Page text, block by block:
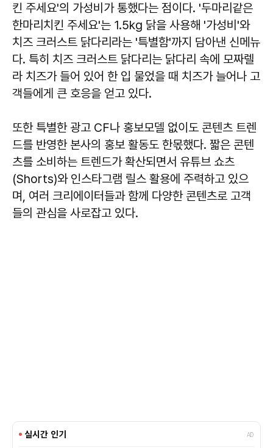
킨 주세요'의 가성비가 통했다는 점이다. '두마리같은
한마리치킨 주세요'는 1.5kg 닭을 사용해 '가성비'와
치즈 크러스트 닭다리라는 '특별함'까지 담아낸 신메뉴
다. 특히 치즈 크러스트 닭다리는 닭다리 속에 모짜렐
라 치즈가 들어 있어 한 입 물었을 때 치즈가 늘어나 고
객들에게 큰 호응을 얻고 있다.
또한 특별한 광고 CF나 홍보모델 없이도 콘텐츠 트렌
드를 반영한 본사의 홍보 활동도 한몫했다. 짧은 콘텐
츠를 소비하는 트렌드가 확산되면서 유튜브 쇼츠
(Shorts)와 인스타그램 릴스 활용에 주력하고 있으
며, 여러 크리에이터들과 함께 다양한 콘텐츠로 고객
들의 관심을 사로잡고 있다.